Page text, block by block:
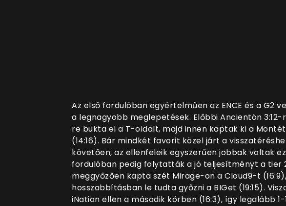
Az első fordulóban egyértelműen az ENCE és a G2
a legnagyobb meglepetések. Előbbi Ancientön 3:12-
re bukta el a T-oldalt, majd innen kaptak ki a
(14:16). Bár mindkét favorit közel járt a
követően, az ellenfeleik egyszerűen jobbak voltak
fordulóban pedig folytatták a jó teljesítményt a tier
meggyőzően kapta szét Mirage-on a Cloud9-t
hosszabbításban le tudta győzni a BIGet (19:15).
iNation ellen a második körben (16:3), így legalább